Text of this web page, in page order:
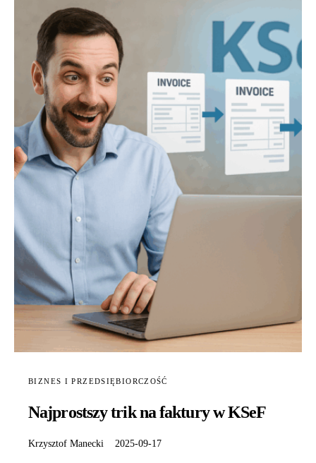
BIZNES I PRZEDSIĘBIORCZOŚĆ
Najprostszy trik na faktury w KSeF
Krzysztof Manecki 2025-09-17